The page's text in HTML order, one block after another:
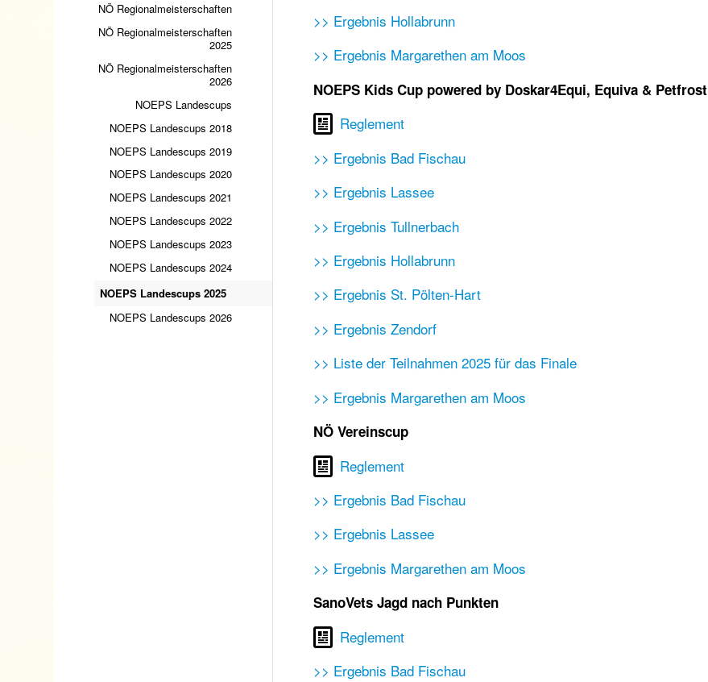
>> Ergebnis Hollabrunn
>> Ergebnis Margarethen am Moos
NOEPS Kids Cup powered by Doskar4Equi, Equiva & Petfrost
Reglement
>> Ergebnis Bad Fischau
>> Ergebnis Lassee
>> Ergebnis Tullnerbach
>> Ergebnis Hollabrunn
>> Ergebnis St. Pölten-Hart
>> Ergebnis Zendorf
>> Liste der Teilnahmen 2025 für das Finale
>> Ergebnis Margarethen am Moos
NÖ Vereinscup
Reglement
>> Ergebnis Bad Fischau
>> Ergebnis Lassee
>> Ergebnis Margarethen am Moos
SanoVets Jagd nach Punkten
Reglement
>> Ergebnis Bad Fischau
NÖ Regionalmeisterschaften
NÖ Regionalmeisterschaften
2025
NÖ Regionalmeisterschaften
2026
NOEPS Landescups
NOEPS Landescups 2018
NOEPS Landescups 2019
NOEPS Landescups 2020
NOEPS Landescups 2021
NOEPS Landescups 2022
NOEPS Landescups 2023
NOEPS Landescups 2024
NOEPS Landescups 2025
NOEPS Landescups 2026